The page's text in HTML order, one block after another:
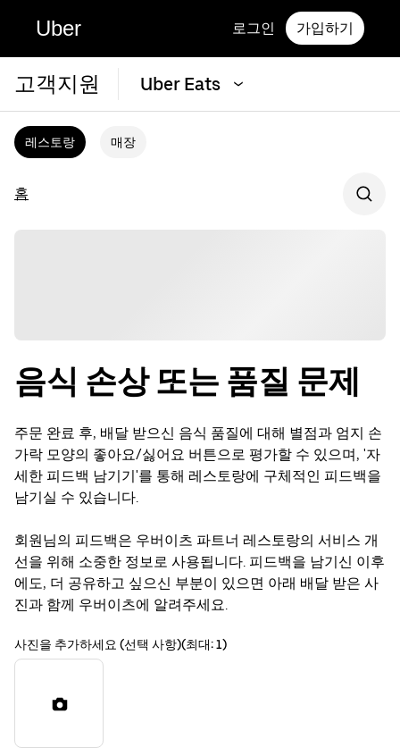
Uber 로그인 가입하기
고객지원 Uber Eats
레스토랑 매장
홈
음식 손상 또는 품질 문제
주문 완료 후, 배달 받으신 음식 품질에 대해 별점과 엄지 손
가락 모양의 좋아요/싫어요 버튼으로 평가할 수 있으며, '자
세한 피드백 남기기'를 통해 레스토랑에 구체적인 피드백을
남기실 수 있습니다.
회원님의 피드백은 우버이츠 파트너 레스토랑의 서비스 개
선을 위해 소중한 정보로 사용됩니다. 피드백을 남기신 이후
에도, 더 공유하고 싶으신 부분이 있으면 아래 배달 받은 사
진과 함께 우버이츠에 알려주세요.
사진을 추가하세요 (선택 사항)(최대: 1)